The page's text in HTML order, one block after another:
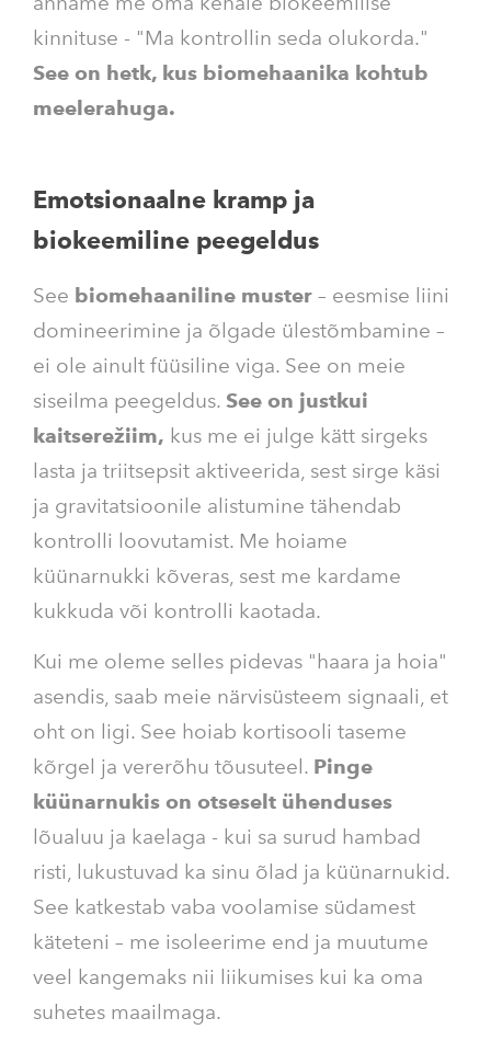
kinnituse - "Ma kontrollin seda olukorda."
See on hetk, kus biomehaanika kohtub
meelerahuga.
Emotsionaalne kramp ja
biokeemiline peegeldus
See biomehaaniline muster – eesmise liini
domineerimine ja õlgade ülestõmbamine –
ei ole ainult füüsiline viga. See on meie
siseilma peegeldus. See on justkui
kaitserežiim, kus me ei julge kätt sirgeks
lasta ja triitsepsit aktiveerida, sest sirge käsi
ja gravitatsioonile alistumine tähendab
kontrolli loovutamist. Me hoiame
küünarnukki kõveras, sest me kardame
kukkuda või kontrolli kaotada.
Kui me oleme selles pidevas "haara ja hoia"
asendis, saab meie närvisüsteem signaali, et
oht on ligi. See hoiab kortisooli taseme
kõrgel ja vererõhu tõusuteel. Pinge
küünarnukis on otseselt ühenduses
lõualuu ja kaelaga - kui sa surud hambad
risti, lukustuvad ka sinu õlad ja küünarnukid.
See katkestab vaba voolamise südamest
käteteni – me isoleerime end ja muutume
veel kangemaks nii liikumises kui ka oma
suhetes maailmaga.